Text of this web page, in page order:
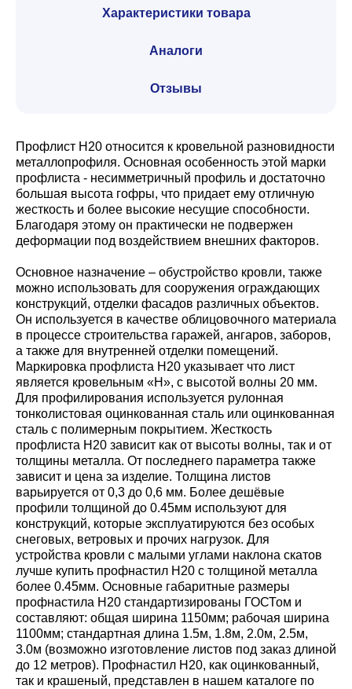
Характеристики товара
Аналоги
Отзывы
Профлист Н20 относится к кровельной разновидности
металлопрофиля. Основная особенность этой марки
профлиста - несимметричный профиль и достаточно
большая высота гофры, что придает ему отличную
жесткость и более высокие несущие способности.
Благодаря этому он практически не подвержен
деформации под воздействием внешних факторов.
Основное назначение – обустройство кровли, также
можно использовать для сооружения ограждающих
конструкций, отделки фасадов различных объектов.
Он используется в качестве облицовочного материала
в процессе строительства гаражей, ангаров, заборов,
а также для внутренней отделки помещений.
Маркировка профлиста Н20 указывает что лист
является кровельным «Н», с высотой волны 20 мм.
Для профилирования используется рулонная
тонколистовая оцинкованная сталь или оцинкованная
сталь с полимерным покрытием. Жесткость
профлиста Н20 зависит как от высоты волны, так и от
толщины металла. От последнего параметра также
зависит и цена за изделие. Толщина листов
варьируется от 0,3 до 0,6 мм. Более дешёвые
профили толщиной до 0.45мм используют для
конструкций, которые эксплуатируются без особых
снеговых, ветровых и прочих нагрузок. Для
устройства кровли с малыми углами наклона скатов
лучше купить профнастил Н20 с толщиной металла
более 0.45мм. Основные габаритные размеры
профнастила Н20 стандартизированы ГОСТом и
составляют: общая ширина 1150мм; рабочая ширина
1100мм; стандартная длина 1.5м, 1.8м, 2.0м, 2.5м,
3.0м (возможно изготовление листов под заказ длиной
до 12 метров). Профнастил Н20, как оцинкованный,
так и крашеный, представлен в нашем каталоге по